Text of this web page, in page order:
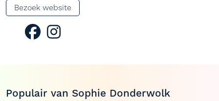
Bezoek website
Populair van Sophie Donderwolk